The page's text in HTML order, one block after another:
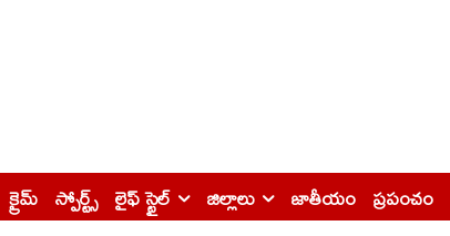
క్రైమ్ స్పోర్ట్స్ లైఫ్ స్టైల్ జిల్లాలు జాతీయం ప్రపంచం